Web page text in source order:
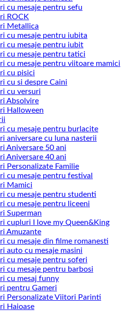
cu mesaje pentru sefu
ROCK
Metallica
cu mesaje pentru iubita
cu mesaje pentru iubit
cu mesaje pentru tatici
cu mesaje pentru viitoare mamici
cu pisici
cu si despre Caini
cu versuri
Absolvire
Halloween
cu mesaje pentru burlacite
aniversare cu luna nasterii
Aniversare 50 ani
Aniversare 40 ani
Personalizate Familie
cu mesaje pentru festival
Mamici
cu mesaje pentru studenti
cu mesaje pentru liceeni
Superman
cupluri I love my Queen&King
Amuzante
cu mesaje din filme romanesti
auto cu mesaje masini
cu mesaje pentru soferi
cu mesaje pentru barbosi
cu mesaj funny
pentru Gameri
Personalizate Viitori Parinti
Haioase